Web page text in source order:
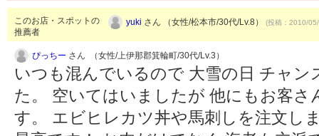
このお店・スポットの
推薦者
yuki さん （女性/松本市/30代/Lv.8） (投稿：2010/
ぴっちー さん （女性/上伊那郡箕輪町/30代/Lv.3）
いつも混んでいるので 大雪の日 チャ
た。 空いてはいましたが 他にもお客
す。 エビヒレカツ丼や馬刺しを注文し